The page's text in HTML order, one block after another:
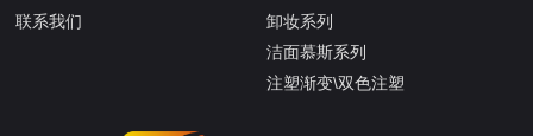
联系我们
卸妆系列
洁面慕斯系列
注塑渐变\双色注塑